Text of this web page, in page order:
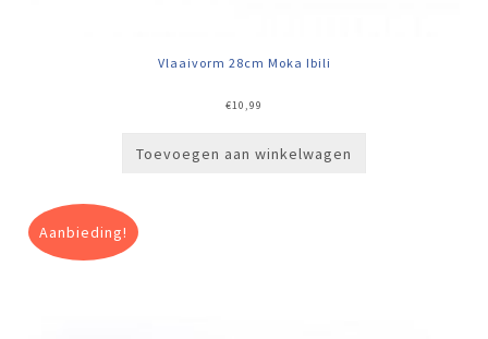
Vlaaivorm 28cm Moka Ibili
€10,99
Toevoegen aan winkelwagen
Aanbieding!